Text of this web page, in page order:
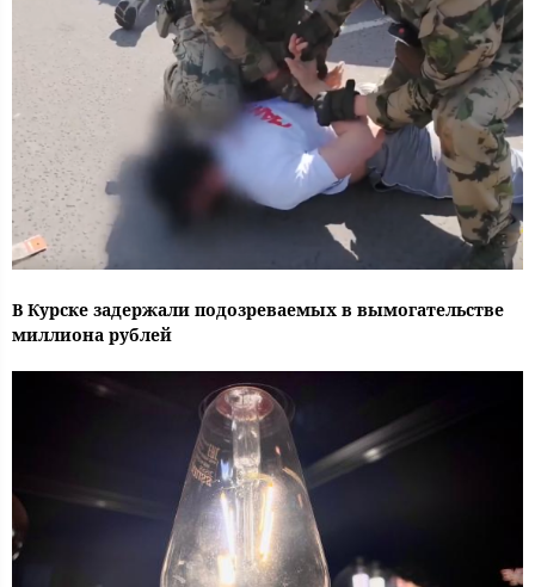
В Курске задержали подозреваемых в вымогательстве
миллиона рублей